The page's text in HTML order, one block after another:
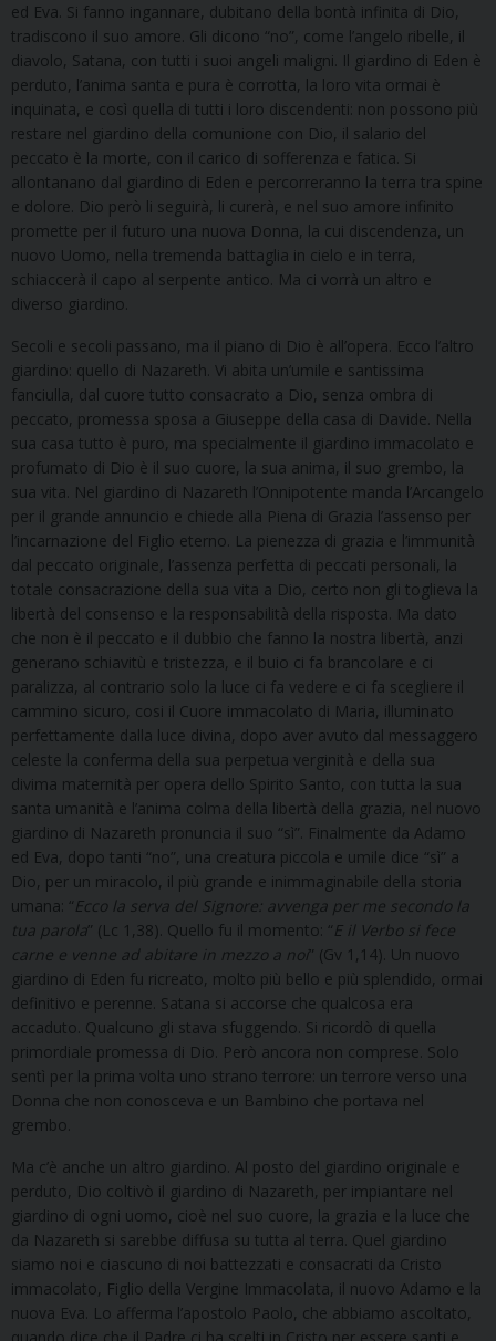
ed Eva. Si fanno ingannare, dubitano della bontà infinita di Dio,
tradiscono il suo amore. Gli dicono “no”, come l’angelo ribelle, il
diavolo, Satana, con tutti i suoi angeli maligni. Il giardino di Eden è
perduto, l’anima santa e pura è corrotta, la loro vita ormai è
inquinata, e così quella di tutti i loro discendenti: non possono più
restare nel giardino della comunione con Dio, il salario del
peccato è la morte, con il carico di sofferenza e fatica. Si
allontanano dal giardino di Eden e percorreranno la terra tra spine
e dolore. Dio però li seguirà, li curerà, e nel suo amore infinito
promette per il futuro una nuova Donna, la cui discendenza, un
nuovo Uomo, nella tremenda battaglia in cielo e in terra,
schiaccerà il capo al serpente antico. Ma ci vorrà un altro e
diverso giardino.
Secoli e secoli passano, ma il piano di Dio è all’opera. Ecco l’altro
giardino: quello di Nazareth. Vi abita un’umile e santissima
fanciulla, dal cuore tutto consacrato a Dio, senza ombra di
peccato, promessa sposa a Giuseppe della casa di Davide. Nella
sua casa tutto è puro, ma specialmente il giardino immacolato e
profumato di Dio è il suo cuore, la sua anima, il suo grembo, la
sua vita. Nel giardino di Nazareth l’Onnipotente manda l’Arcangelo
per il grande annuncio e chiede alla Piena di Grazia l’assenso per
l’incarnazione del Figlio eterno. La pienezza di grazia e l’immunità
dal peccato originale, l’assenza perfetta di peccati personali, la
totale consacrazione della sua vita a Dio, certo non gli toglieva la
libertà del consenso e la responsabilità della risposta. Ma dato
che non è il peccato e il dubbio che fanno la nostra libertà, anzi
generano schiavitù e tristezza, e il buio ci fa brancolare e ci
paralizza, al contrario solo la luce ci fa vedere e ci fa scegliere il
cammino sicuro, cosi il Cuore immacolato di Maria, illuminato
perfettamente dalla luce divina, dopo aver avuto dal messaggero
celeste la conferma della sua perpetua verginità e della sua
divima maternità per opera dello Spirito Santo, con tutta la sua
santa umanità e l’anima colma della libertà della grazia, nel nuovo
giardino di Nazareth pronuncia il suo “sì”. Finalmente da Adamo
ed Eva, dopo tanti “no”, una creatura piccola e umile dice “sì” a
Dio, per un miracolo, il più grande e inimmaginabile della storia
umana: “Ecco la serva del Signore: avvenga per me secondo la
tua parola” (Lc 1,38). Quello fu il momento: “E il Verbo si fece
carne e venne ad abitare in mezzo a noi” (Gv 1,14). Un nuovo
giardino di Eden fu ricreato, molto più bello e più splendido, ormai
definitivo e perenne. Satana si accorse che qualcosa era
accaduto. Qualcuno gli stava sfuggendo. Si ricordò di quella
primordiale promessa di Dio. Però ancora non comprese. Solo
sentì per la prima volta uno strano terrore: un terrore verso una
Donna che non conosceva e un Bambino che portava nel
grembo.
Ma c’è anche un altro giardino. Al posto del giardino originale e
perduto, Dio coltivò il giardino di Nazareth, per impiantare nel
giardino di ogni uomo, cioè nel suo cuore, la grazia e la luce che
da Nazareth si sarebbe diffusa su tutta al terra. Quel giardino
siamo noi e ciascuno di noi battezzati e consacrati da Cristo
immacolato, Figlio della Vergine Immacolata, il nuovo Adamo e la
nuova Eva. Lo afferma l’apostolo Paolo, che abbiamo ascoltato,